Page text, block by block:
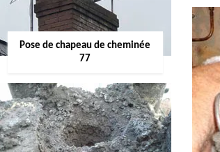
Pose de chapeau de cheminée
77